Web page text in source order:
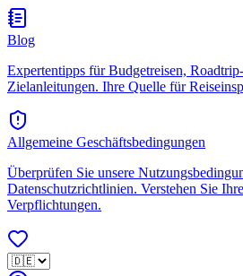
Blog
Expertentipps für Budgetreisen,
Zielanleitungen. Ihre Quelle für
Allgemeine Geschäftsbedingungen
Überprüfen Sie unsere
Datenschutzrichtlinien. Verstehen Sie
Verpflichtungen.